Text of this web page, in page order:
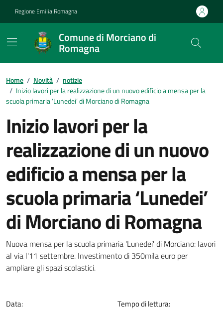
Regione Emilia Romagna
Comune di Morciano di
Romagna
Contenuti in evidenza
Home / Novità / notizie
/ Inizio lavori per la realizzazione di un nuovo edificio a mensa per la
scuola primaria ‘Lunedei’ di Morciano di Romagna
Inizio lavori per la
realizzazione di un nuovo
edificio a mensa per la
scuola primaria ‘Lunedei’
di Morciano di Romagna
Dettagli della notizia
Nuova mensa per la scuola primaria 'Lunedei' di Morciano: lavori
al via l'11 settembre. Investimento di 350mila euro per
ampliare gli spazi scolastici.
Data: Tempo di lettura: